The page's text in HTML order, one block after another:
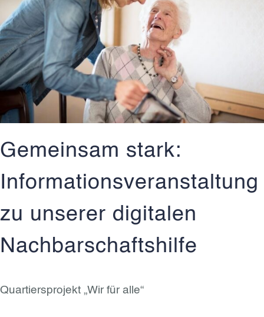
Gemeinsam stark:
Informationsveranstaltung
zu unserer digitalen
Nachbarschaftshilfe
Quartiersprojekt „Wir für alle“